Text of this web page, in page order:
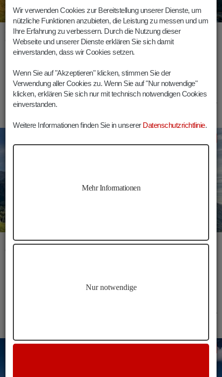
St. Valentin Seis
Wandern von Seis am Schlern zur St. Valentin Kirche
Hinweg
00:30 h
Dauer
00:45 h
Länge
1,6 km
Höhenmeter
100 m
Kastelruth St. Valentin Kirche Wanderung
Wandern
Wir verwenden Cookies zur Bereitstellung unserer Dienste, um
nützliche Funktionen anzubieten, die Leistung zu messen und um
Ihre Erfahrung zu verbessern. Durch die Nutzung dieser
Webseite und unserer Dienste erklären Sie sich damit
einverstanden, dass wir Cookies setzen.
Wenn Sie auf "Akzeptieren" klicken, stimmen Sie der
Verwendung aller Cookies zu. Wenn Sie auf "Nur notwendige"
klicken, erklären Sie sich nur mit technisch notwendigen Cookies
einverstanden.
Weitere Informationen finden Sie in unserer Datenschutzrichtlinie.
Mehr Informationen
Nur notwendige